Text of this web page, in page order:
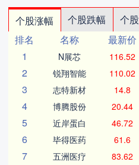
个股涨幅 个股跌幅 个
排名
名称 最新价
1
N展芯 116.52
2 锐翔智能 110.02
3 志特新材 14.8
4 博腾股份 20.44
5 近岸蛋白 46.72
6 毕得医药 61.6
7 五洲医疗 83.62